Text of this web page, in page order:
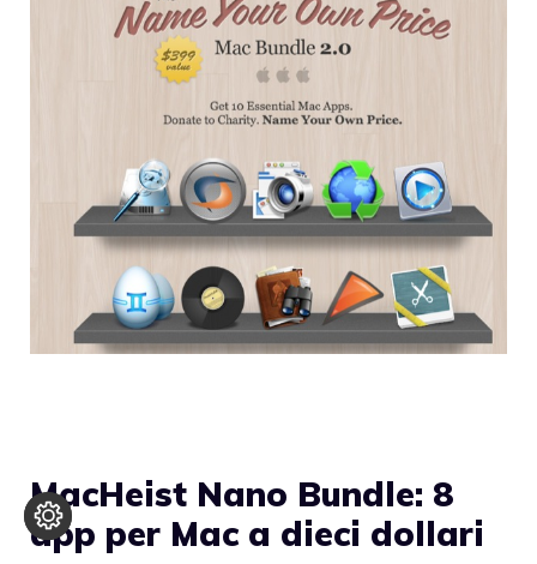
MacHeist Nano Bundle: 8
app per Mac a dieci dollari